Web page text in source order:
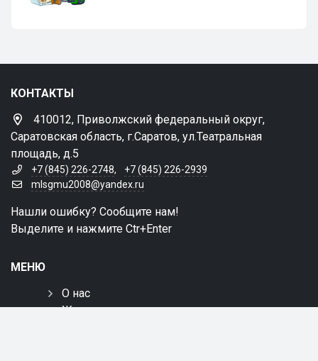
КОНТАКТЫ
410012, Приволжский федеральный округ,
Саратовская область, г.Саратов, ул.Театральная
площадь, д.5
+7 (845) 226-2748,
+7 (845) 226-2939
mlsgmu2008@yandex.ru
Нашли ошибку? Сообщите нам!
Выделите и нажмите Ctr+Enter
МЕНЮ
О нас
Жизнь предуниверсария